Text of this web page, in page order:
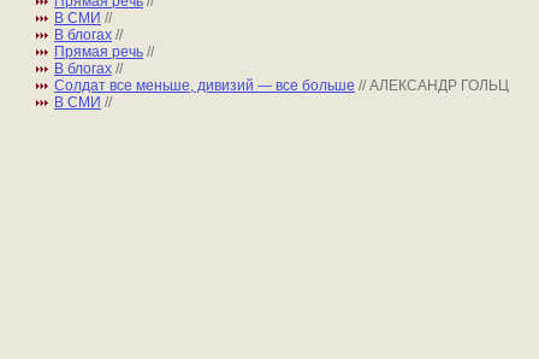
В СМИ //
В блогах //
Прямая речь //
В блогах //
Солдат все меньше, дивизий — все больше // АЛЕКСАНДР ГОЛЬЦ
В СМИ //